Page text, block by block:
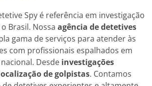
Spy é referência em investigação
Brasil. Nossa agência de detetives
gama de serviços para atender às
com profissionais espalhados em
Desde investigações
de golpistas. Contamos